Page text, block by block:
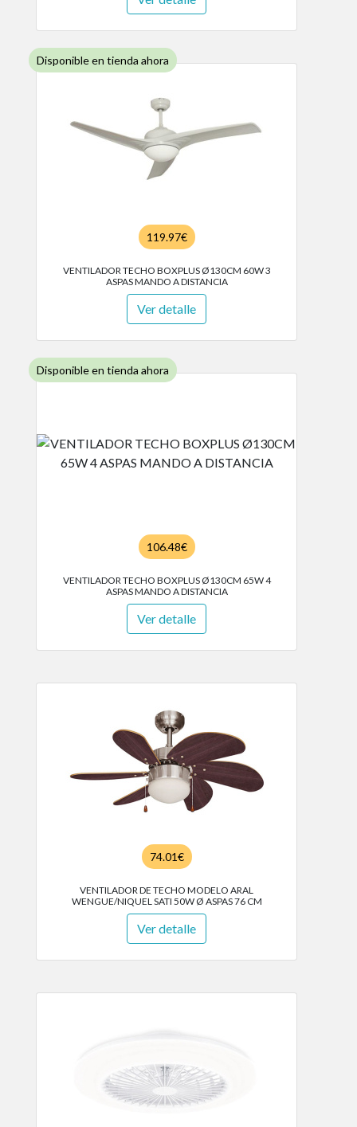
Disponible en tienda ahora
119.97€
VENTILADOR TECHO BOXPLUS Ø130CM 60W 3
ASPAS MANDO A DISTANCIA
Ver detalle
Disponible en tienda ahora
106.48€
VENTILADOR TECHO BOXPLUS Ø130CM 65W 4
ASPAS MANDO A DISTANCIA
Ver detalle
74.01€
VENTILADOR DE TECHO MODELO ARAL
WENGUE/NIQUEL SATI 50W Ø ASPAS 76 CM
Ver detalle